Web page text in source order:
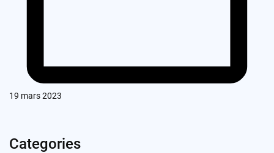
19 mars 2023
Categories